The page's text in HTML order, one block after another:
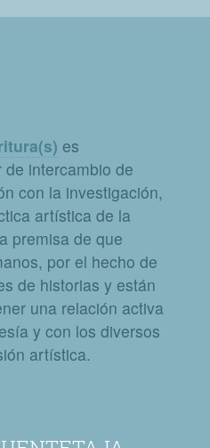
es
intercambio de
con la investigación,
artística de la
premisa de que
por el hecho de
de historias y están
una relación activa
y con los diversos
artística.